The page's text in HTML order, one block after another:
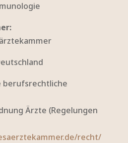
berufsrechtliche
Ärzte (Regelungen
recht/